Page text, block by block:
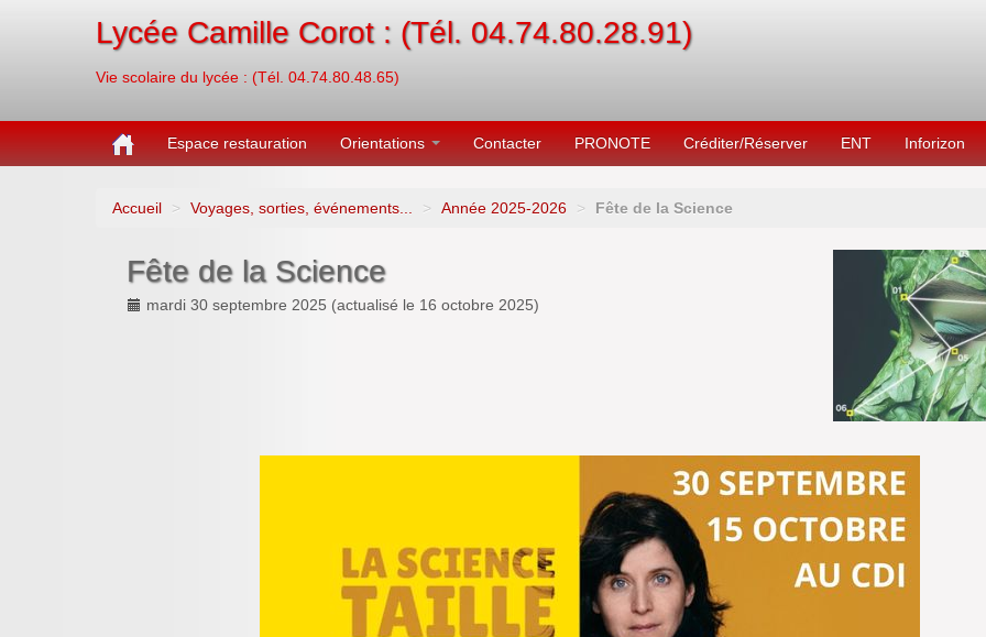
Lycée Camille Corot : (Tél. 04.74.80.28.91)
Vie scolaire du lycée : (Tél. 04.74.80.48.65)
Espace restauration Orientations Contacter PRONOTE Créditer/Réserver ENT Inforizon
Accueil > Voyages, sorties, événements... > Année 2025-2026 > Fête de la Science
Fête de la Science
mardi 30 septembre 2025 (actualisé le 16 octobre 2025)